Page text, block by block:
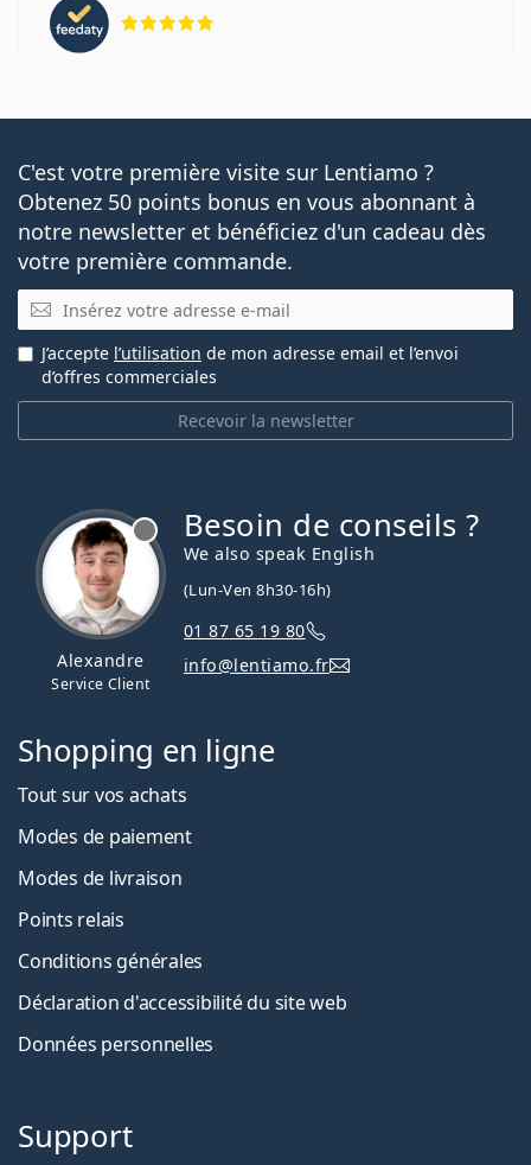
C'est votre première visite sur Lentiamo ?
Obtenez 50 points bonus en vous abonnant à
notre newsletter et bénéficiez d'un cadeau dès
votre première commande.
E-mail
Recevoir la newsletter
J’accepte l’utilisation de mon adresse email et l’envoi
d’offres commerciales
Alexandre
Service Client
Besoin de conseils ?
We also speak English
(Lun-Ven 8h30-16h)
01 87 65 19 80
info@lentiamo.fr
Shopping en ligne
Tout sur vos achats
Modes de paiement
Modes de livraison
Points relais
Conditions générales
Déclaration d'accessibilité du site web
Données personnelles
Support